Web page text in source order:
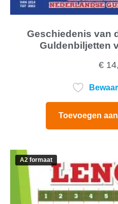
Geschiedenis van
Guldenbiljetten
€
Toevoegen
A2 formaat